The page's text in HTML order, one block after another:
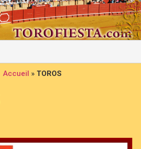
Accueil » TOROS